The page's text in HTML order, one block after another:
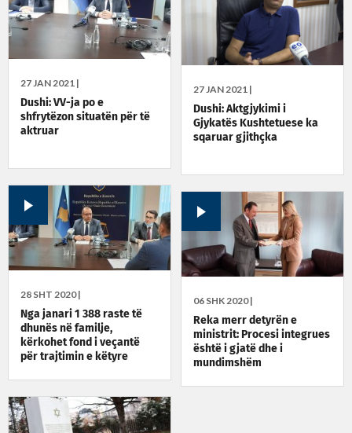
27 JAN 2021 |
Dushi: VV-ja po e
shfrytëzon situatën për të
aktruar
27 JAN 2021 |
Dushi: Aktgjykimi i
Gjykatës Kushtetuese ka
sqaruar gjithçka
28 SHT 2020 |
Nga janari 1 388 raste të
dhunës në familje,
kërkohet fond i veçantë
për trajtimin e këtyre
06 SHK 2020 |
Reka merr detyrën e
ministrit: Procesi integrues
është i gjatë dhe i
mundimshëm